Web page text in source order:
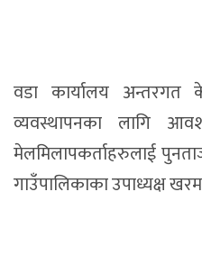
वडा कार्यालय अन्तरगत
व्यवस्थापनका लागि
मेलमिलापकर्ताहरुलाई
गाउँपालिकाका उपाध्यक्ष